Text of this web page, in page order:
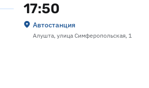
17:50
Автостанция
Алушта, улица Симферопольская, 1